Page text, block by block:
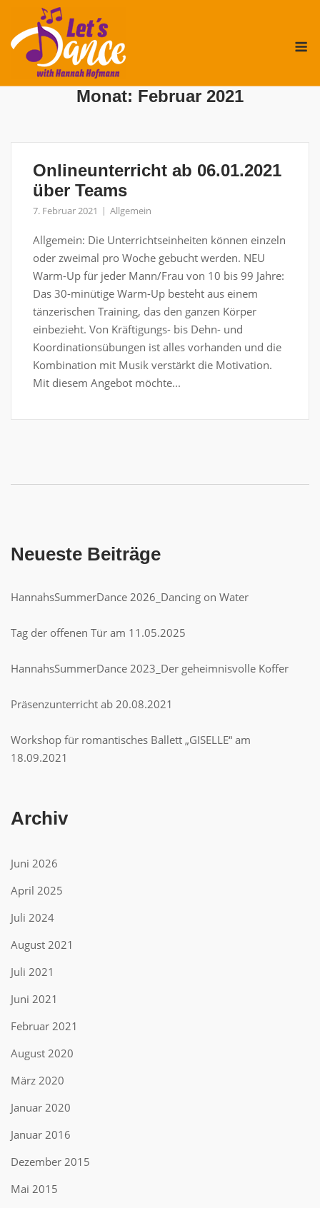
content
Monat: Februar 2021
Onlineunterricht ab 06.01.2021
über Teams
7. Februar 2021 Allgemein
Allgemein: Die Unterrichtseinheiten können einzeln
oder zweimal pro Woche gebucht werden. NEU
Warm-Up für jeder Mann/Frau von 10 bis 99 Jahre:
Das 30-minütige Warm-Up besteht aus einem
tänzerischen Training, das den ganzen Körper
einbezieht. Von Kräftigungs- bis Dehn- und
Koordinationsübungen ist alles vorhanden und die
Kombination mit Musik verstärkt die Motivation.
Mit diesem Angebot möchte...
Neueste Beiträge
HannahsSummerDance 2026_Dancing on Water
Tag der offenen Tür am 11.05.2025
HannahsSummerDance 2023_Der geheimnisvolle Koffer
Präsenzunterricht ab 20.08.2021
Workshop für romantisches Ballett „GISELLE“ am
18.09.2021
Archiv
Juni 2026
April 2025
Juli 2024
August 2021
Juli 2021
Juni 2021
Februar 2021
August 2020
März 2020
Januar 2020
Januar 2016
Dezember 2015
Mai 2015